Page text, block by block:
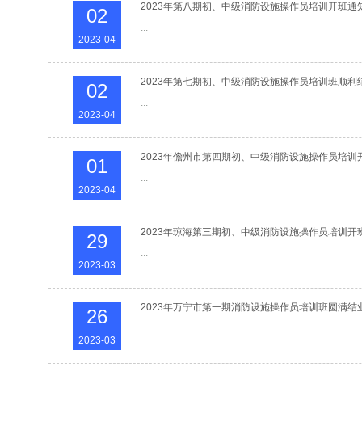
02
2023-04
2023年第八期初、中级消防设施操作员培训开班通
...
02
2023-04
2023年第七期初、中级消防设施操作员培训班顺利
...
01
2023-04
2023年儋州市第四期初、中级消防设施操作员培训
...
29
2023-03
2023年琼海第三期初、中级消防设施操作员培训开
...
26
2023-03
2023年万宁市第一期消防设施操作员培训班圆满结
...